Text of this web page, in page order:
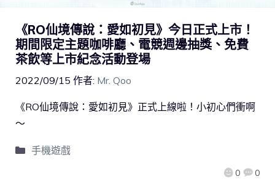
《RO仙境傳說：愛如初見》今日正式上市！
期間限定主題咖啡廳、電競週邊抽獎、免費
茶飲等上市紀念活動登場
2022/09/15 作者: Mr. Qoo
0 0
《RO仙境傳說：愛如初見》正式上線啦！小初心們衝啊
～
手機遊戲